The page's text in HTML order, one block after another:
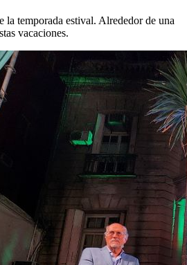
la temporada estival. Alrededor de una
vacaciones.